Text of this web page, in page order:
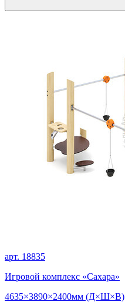
арт. 18835
Игровой комплекс «Сахара»
4635×3890×2400мм (Д×Ш×В)